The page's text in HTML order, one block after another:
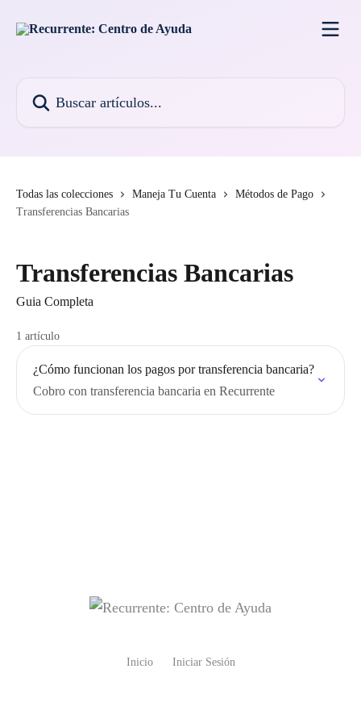
Todas las colecciones Maneja Tu Cuenta
Métodos de Pago
Transferencias Bancarias
Transferencias Bancarias
Guia Completa
1 artículo
¿Cómo funcionan los pagos por transferencia bancaria?
Cobro con transferencia bancaria en Recurrente
Inicio Iniciar Sesión